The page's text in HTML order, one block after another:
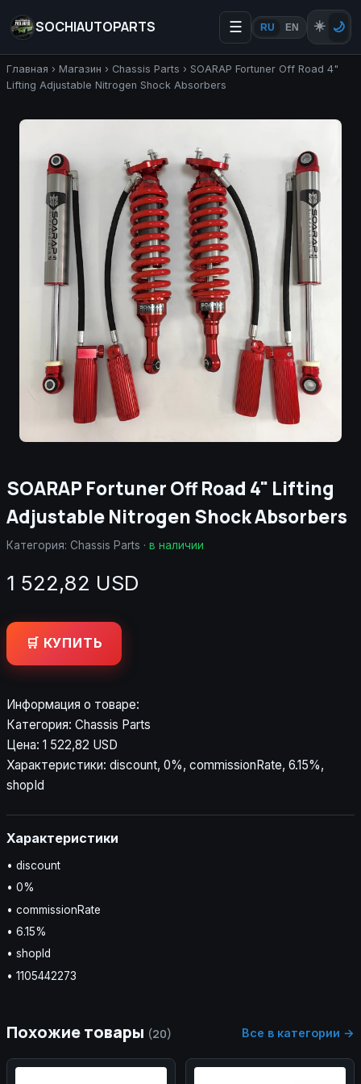
SOCHIAUTOPARTS ☰ RU EN ☀️ 🌙
Главная › Магазин › Chassis Parts › SOARAP Fortuner Off Road 4"
Lifting Adjustable Nitrogen Shock Absorbers
SOARAP Fortuner Off Road 4" Lifting
Adjustable Nitrogen Shock Absorbers
Категория: Chassis Parts · в наличии
1 522,82 USD
🛒 КУПИТЬ
Информация о товаре:
Категория: Chassis Parts
Цена: 1 522,82 USD
Характеристики: discount, 0%, commissionRate, 6.15%,
shopId
Характеристики
• discount
• 0%
• commissionRate
• 6.15%
• shopId
• 1105442273
Похожие товары (20) Все в категории →